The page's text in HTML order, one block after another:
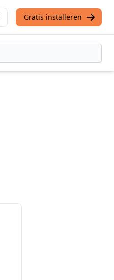
Gratis installeren